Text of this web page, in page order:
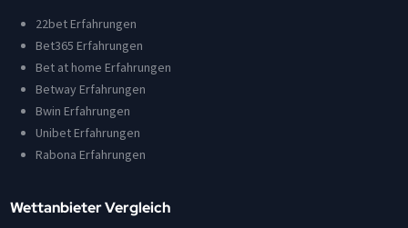
22bet Erfahrungen
Bet365 Erfahrungen
Bet at home Erfahrungen
Betway Erfahrungen
Bwin Erfahrungen
Unibet Erfahrungen
Rabona Erfahrungen
Wettanbieter Vergleich